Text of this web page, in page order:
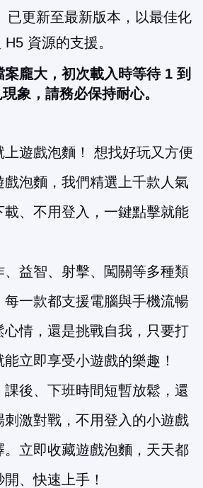
已更新至最新版本，以最佳化
資源的支援。
龐大，初次載入時等待 1 到
象，請務必保持耐心。
遊戲泡麵！ 想找好玩又方便
泡麵，我們精選上千款人氣
、不用登入，一鍵點擊就能
益智、射擊、闖關等多種類
一款都支援電腦與手機流暢
情，還是挑戰自我，只要打
立即享受小遊戲的樂趣！
後、下班時間短暫放鬆，還
刺激對戰，不用登入的小遊戲
。立即收藏遊戲泡麵，天天都
、快速上手！